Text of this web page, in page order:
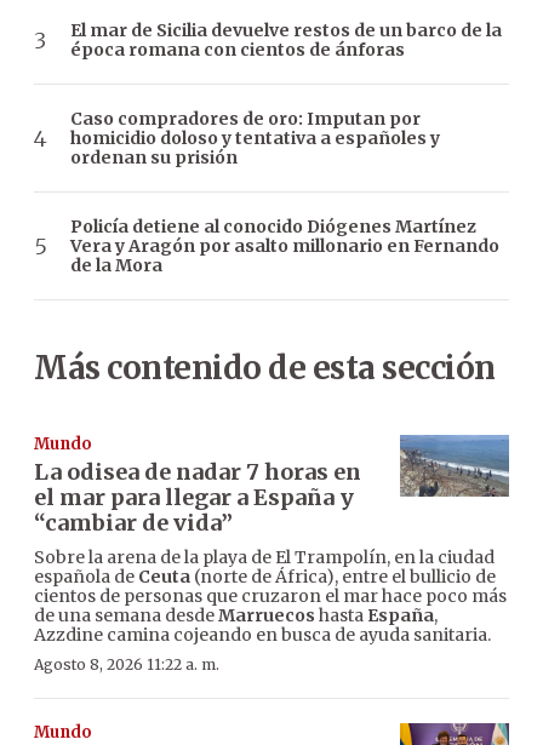
El mar de Sicilia devuelve restos de un barco de la
época romana con cientos de ánforas
Caso compradores de oro: Imputan por
homicidio doloso y tentativa a españoles y
ordenan su prisión
Policía detiene al conocido Diógenes Martínez
Vera y Aragón por asalto millonario en Fernando
de la Mora
Más contenido de esta sección
Mundo
La odisea de nadar 7 horas en
el mar para llegar a España y
“cambiar de vida”
Sobre la arena de la playa de El Trampolín, en la ciudad
española de Ceuta (norte de África), entre el bullicio de
cientos de personas que cruzaron el mar hace poco más
de una semana desdeMarruecos hasta España,
Azzdine camina cojeando en busca de ayuda sanitaria.
Agosto 8, 2026 11:22 a. m.
Mundo